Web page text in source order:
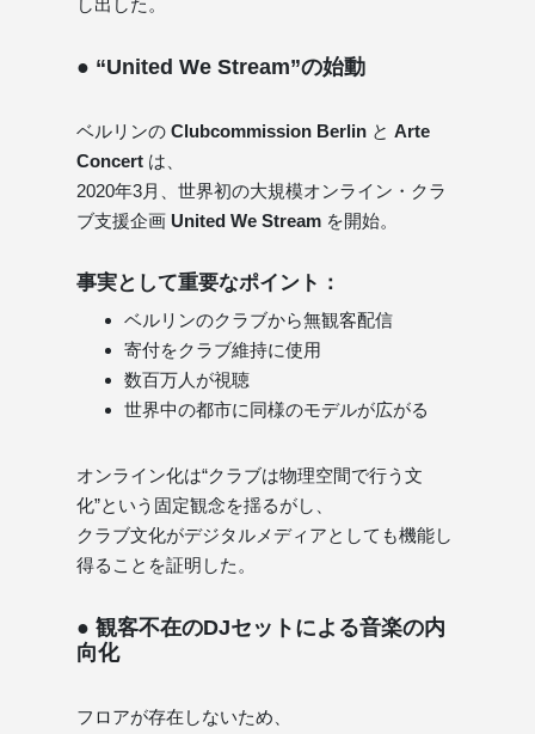
● “United We Stream”の始動
ベルリンの Clubcommission Berlin と Arte
Concert は、
2020年3月、世界初の大規模オンライン・クラ
ブ支援企画 United We Stream を開始。
事実として重要なポイント：
ベルリンのクラブから無観客配信
寄付をクラブ維持に使用
数百万人が視聴
世界中の都市に同様のモデルが広がる
オンライン化は“クラブは物理空間で行う文
化”という固定観念を揺るがし、
クラブ文化がデジタルメディアとしても機能し
得ることを証明した。
● 観客不在のDJセットによる音楽の内
向化
フロアが存在しないため、